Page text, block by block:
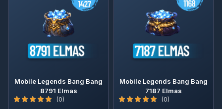
Mobile Legends Bang Bang
8791 Elmas
(0)
Mobile Legends Bang Bang
7187 Elmas
(0)